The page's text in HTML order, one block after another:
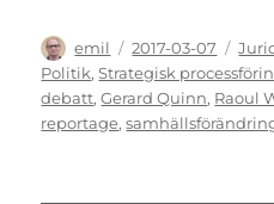
Författare
emil
Publicerat
den
2017-03-07
Politik,Strategisk
debatt,Gerard Quinn, Raoul
reportage,